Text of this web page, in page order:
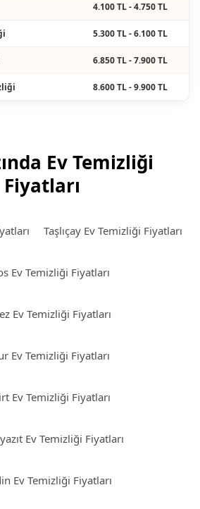
4.100 TL - 4.750 TL
5.300 TL - 6.100 TL
6.850 TL - 7.900 TL
8.600 TL - 9.900 TL
Ev Temizliği
Fiyatları
Taşlıçay Ev Temizliği Fiyatları
Ev Temizliği Fiyatları
Ev Temizliği Fiyatları
Ev Temizliği Fiyatları
Ev Temizliği Fiyatları
Ev Temizliği Fiyatları
Ev Temizliği Fiyatları